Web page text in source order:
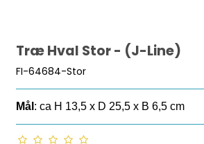
Træ Hval Stor - (J-Line)
FI-64684-Stor
Mål : ca H 13,5 x D 25,5 x B 6,5 cm